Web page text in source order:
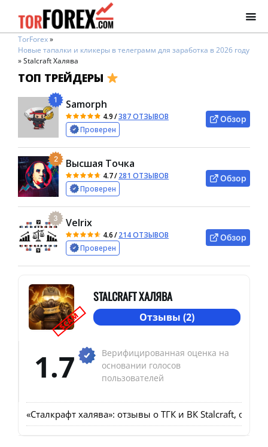
TorForex»
Новые тапалки и кликеры в телеграмм для заработка в 2026 году
»Stalcraft Халява
ТОП ТРЕЙДЕРЫ
1 Samorph
4.9/387 ОТЗЫВОВ
Проверен
Обзор
2 Высшая Точка
4.7/281 ОТЗЫВОВ
Проверен
Обзор
3 Velrix
4.6/214 ОТЗЫВОВ
Проверен
Обзор
SCAM
STALCRAFT ХАЛЯВА
Отзывы (2)
1.7
Верифицированная оценка на
основании голосов
пользователей
«Сталкрафт халява»: отзывы о ТГК и ВК Stalcraft,